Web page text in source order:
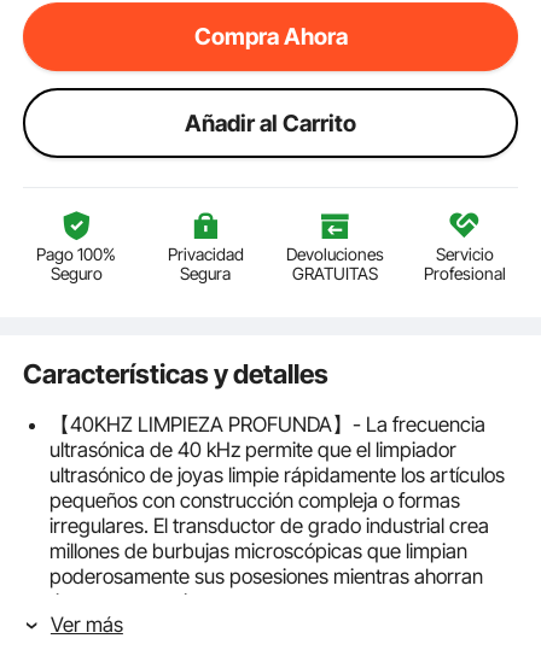
Compra Ahora
Añadir al Carrito
Pago 100%
Seguro
Privacidad
Segura
Devoluciones
GRATUITAS
Servicio
Profesional
Características y detalles
【40KHZ LIMPIEZA PROFUNDA】- La frecuencia
ultrasónica de 40 kHz permite que el limpiador
ultrasónico de joyas limpie rápidamente los artículos
pequeños con construcción compleja o formas
irregulares. El transductor de grado industrial crea
millones de burbujas microscópicas que limpian
poderosamente sus posesiones mientras ahorran
tiempo y energía.
【PANEL DE CONTROL DIGITAL】- Configuración
Ver más